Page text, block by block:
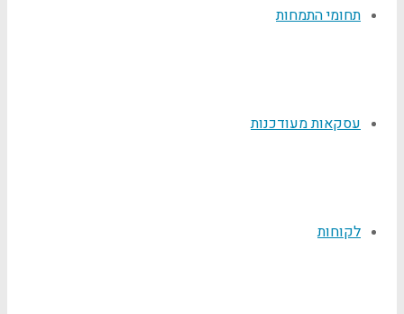
תחומי התמחות
עסקאות מעודכנות
לקוחות